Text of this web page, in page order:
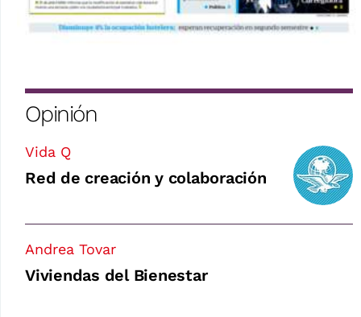
Opinión
Vida Q
Red de creación y colaboración
Andrea Tovar
Viviendas del Bienestar